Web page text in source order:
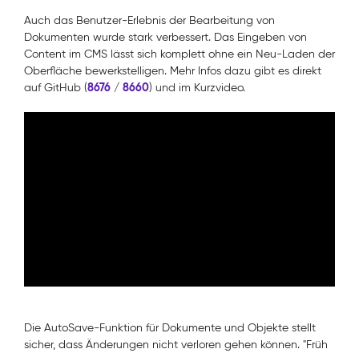
Auch das Benutzer-Erlebnis der Bearbeitung von
Dokumenten wurde stark verbessert. Das Eingeben von
Content im CMS lässt sich komplett ohne ein Neu-Laden der
Oberfläche bewerkstelligen. Mehr Infos dazu gibt es direkt
auf GitHub (8676 / 8660) und im Kurzvideo.
Die AutoSave-Funktion für Dokumente und Objekte stellt
sicher, dass Änderungen nicht verloren gehen können. "Früh